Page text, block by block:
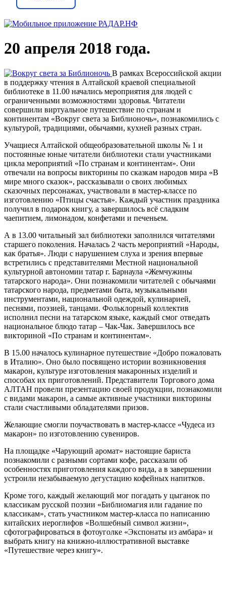
20 апреля 2018 года.
В рамках Всероссийской акции
в поддержку чтения в Алтайской краевой специальной
библиотеке в 11.00 начались мероприятия для людей с
ограниченными возможностями здоровья. Читатели
совершили виртуальное путешествие по странам и
континентам «Вокруг света за Библионочь», познакомились с
культурой, традициями, обычаями, кухней разных стран.
Учащиеся Алтайской общеобразовательной школы № 1 и
постоянные юные читатели библиотеки стали участниками
цикла мероприятий «По странам и континентам». Они
отвечали на вопросы викторины по сказкам народов мира «В
мире много сказок», рассказывали о своих любимых
сказочных персонажах, участвовали в мастер-классе по
изготовлению «Птицы счастья». Каждый участник праздника
получил в подарок книгу, а завершилось всё сладким
чаепитием, лимонадом, конфетами и печеньем.
А в 13.00 читальный зал библиотеки заполнился читателями
старшего поколения. Началась 2 часть мероприятий «Народы,
как братья». Люди с нарушением слуха и зрения впервые
встретились с представителями Местной национальной
культурной автономии татар г. Барнаула «Жемчужины
татарского народа». Они познакомили читателей с обычаями
татарского народа, предметами быта, музыкальными
инструментами, национальной одеждой, кулинарией,
песнями, поэзией, танцами. Фольклорный коллектив
исполнил песни на татарском языке, каждый смог отведать
национальное блюдо татар – Чак-Чак. Завершилось все
викториной «По странам и континентам».
В 15.00 началось кулинарное путешествие «Добро пожаловать
в Италию». Оно было посвящено истории возникновения
макарон, культуре изготовления макаронных изделий и
способах их приготовлений. Представители Торгового дома
АЛТАН провели презентацию своей продукции, познакомили
с видами макарон, а самые активные участники викторины
стали счастливыми обладателями призов.
Желающие смогли поучаствовать в мастер-классе «Чудеса из
макарон» по изготовлению сувениров.
На площадке «Чарующий аромат» настоящие бариста
познакомили с разными сортами кофе, рассказали об
особенностях приготовления каждого вида, а в завершении
устроили незабываемую дегустацию кофейных напитков.
Кроме того, каждый желающий мог погадать у цыганок по
классикам русской поэзии «Библиомагия или гадание по
классикам», стать участником мастер-класса по написанию
китайских иероглифов «Волшебный символ жизни»,
сфотографироваться в фотоуголке «Экспонаты из амбара» и
выбрать книгу на книжно-иллюстративной выставке
«Путешествие через книгу».